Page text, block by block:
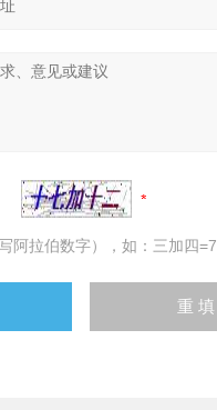
阿拉伯数字），如：三加四=7